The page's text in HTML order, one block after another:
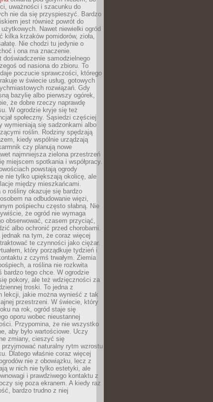
uważności i szacunku do
nie da się przyspieszyć. Bardzo
jest również powrót do
Nawet niewielki ogród
kilka krzaków pomidorów, zioła,
Nie chodzi tu jedynie o
i ona ma znaczenie.
doświadczenie samodzielnego
od nasiona do zbioru. To
poczucie sprawczości, którego
w świecie usług, gotowych
rozwiązań. Gdy
bazylię albo pierwszy ogórek,
że dobre rzeczy naprawdę
W ogrodzie kryje się też
społeczny. Sąsiedzi częściej
wymieniają się sadzonkami albo
roślin. Rodziny spędzają
kiedy wspólnie urządzają
czy planują nowe
najmniejsza zielona przestrzeń
miejscem spotkania i współpracy.
powstają ogrody
nie tylko upiększają okolicę, ale
między mieszkańcami.
o rośliny okazuje się bardzo
na odbudowanie więzi,
pośpiechu często słabną. Nie
że ogród nie wymaga
obserwować, czasem przyciąć,
albo ochronić przed chorobami.
jednak na tym, że coraz więcej
te czynności jako ciężar.
który porządkuje tydzień i
z czymś trwałym. Ziemia
a roślina nie rozkwita
bardzo tego chce. W ogrodzie
pokory, ale też wdzięczności za
troski. To jedna z
lekcji, jakie można wynieść z tak
przestrzeni. W świecie, który
na rok, ogród staje się
oporu wobec nieustannej
Przypomina, że nie wszystko
aby było wartościowe. Uczy
zmiany, cieszyć się
naturalny rytm wzrostu
Dlatego właśnie coraz więcej
nie z obowiązku, lecz z
w nich nie tylko estetyki, ale
i prawdziwego kontaktu z
się poza ekranem. A kiedy raz
bardzo trudno z niej